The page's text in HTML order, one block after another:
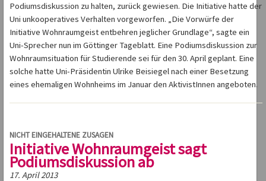
Podiumsdiskussion zu halten, zurück gewiesen. Die Initiative hatte der
Uni unkooperatives Verhalten vorgeworfen. „Die Vorwürfe der
Initiative Wohnraumgeist entbehren jeglicher Grundlage“, sagte ein
Uni-Sprecher nun im Göttinger Tageblatt. Eine Podiumsdiskussion zur
Wohnraumsituation für Studierende sei für den 30. April geplant. Eine
solche hatte Uni-Präsidentin Ulrike Beisiegel nach einer Besetzung
eines ehemaligen Wohnheims im Januar den AktivistInnen angeboten.
NICHT EINGEHALTENE ZUSAGEN
Initiative Wohnraumgeist sagt
Podiumsdiskussion ab
17. April 2013